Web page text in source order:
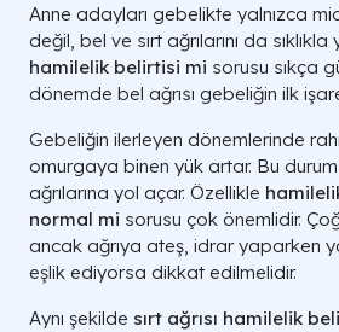
Anne adayları gebelikte yalnızca
değil, bel ve sırt ağrılarını da sıklıkla
hamilelik belirtisi mi sorusu sıkça
dönemde bel ağrısı gebeliğin ilk
Gebeliğin ilerleyen dönemlerinde
omurgaya binen yük artar. Bu
ağrılarına yol açar. Özellikle
normal mi sorusu çok önemlidir.
ancak ağrıya ateş, idrar yaparken
eşlik ediyorsa dikkat edilmelidir.
Aynı şekilde sırt ağrısı hamilelik